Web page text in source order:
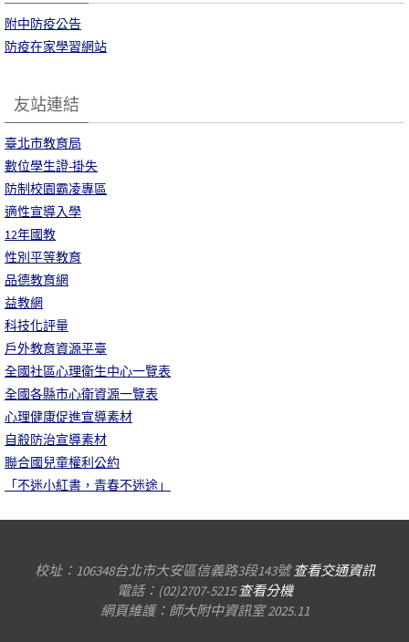
附中防疫公告
防疫在家學習網站
友站連結
臺北市教育局
數位學生證-掛失
防制校園霸凌專區
適性宣導入學
12年國教
性別平等教育
品德教育網
益教網
科技化評量
戶外教育資源平臺
全國社區心理衛生中心一覽表
全國各縣市心衛資源一覽表
心理健康促進宣導素材
自殺防治宣導素材
聯合國兒童權利公約
「不迷小紅書，青春不迷途」
校址：106348台北市大安區信義路3段143號查看交通資訊
電話：(02)2707-5215查看分機
網頁維護：師大附中資訊室 2025.11